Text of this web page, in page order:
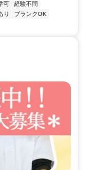
可
経験不問
り
ブランクOK